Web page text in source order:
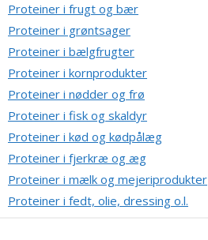
Proteiner i frugt og bær
Proteiner i grøntsager
Proteiner i bælgfrugter
Proteiner i kornprodukter
Proteiner i nødder og frø
Proteiner i fisk og skaldyr
Proteiner i kød og kødpålæg
Proteiner i fjerkræ og æg
Proteiner i mælk og mejeriprodukter
Proteiner i fedt, olie, dressing o.l.